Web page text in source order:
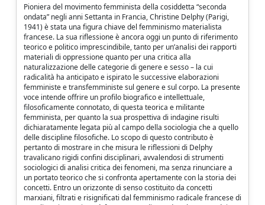
Pioniera del movimento femminista della cosiddetta “seconda
ondata” negli anni Settanta in Francia, Christine Delphy (Parigi,
1941) è stata una figura chiave del femminismo materialista
francese. La sua riflessione è ancora oggi un punto di riferimento
teorico e politico imprescindibile, tanto per un’analisi dei rapporti
materiali di oppressione quanto per una critica alla
naturalizzazione delle categorie di genere e sesso – la cui
radicalità ha anticipato e ispirato le successive elaborazioni
femministe e transfemministe sul genere e sul corpo. La presente
voce intende offrire un profilo biografico e intellettuale,
filosoficamente connotato, di questa teorica e militante
femminista, per quanto la sua prospettiva di indagine risulti
dichiaratamente legata più al campo della sociologia che a quello
delle discipline filosofiche. Lo scopo di questo contributo è
pertanto di mostrare in che misura le riflessioni di Delphy
travalicano rigidi confini disciplinari, avvalendosi di strumenti
sociologici di analisi critica dei fenomeni, ma senza rinunciare a
un portato teorico che si confronta apertamente con la storia dei
concetti. Entro un orizzonte di senso costituito da concetti
marxiani, filtrati e risignificati dal femminismo radicale francese di